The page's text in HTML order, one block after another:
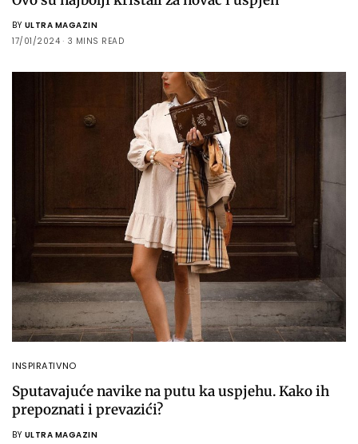
BY ULTRA MAGAZIN
17/01/2024
3 MINS READ
INSPIRATIVNO
Sputavajuće navike na putu ka uspjehu. Kako ih
prepoznati i prevazići?
BY ULTRA MAGAZIN